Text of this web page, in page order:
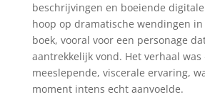
beschrijvingen en boeiende
hoop op dramatische wendingen
boek, vooral voor een personage
aantrekkelijk vond. Het verhaal was
meeslepende, viscerale ervaring,
moment intens echt aanvoelde.